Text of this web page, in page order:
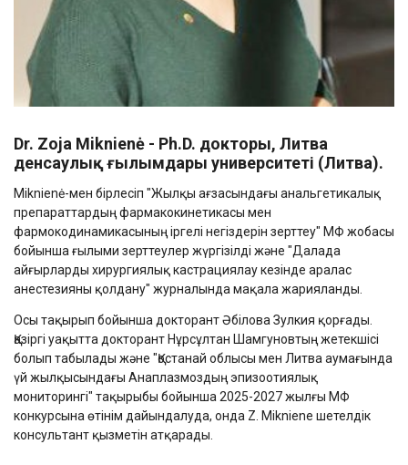
Dr. Zoja Miknienė - Ph.D. докторы, Литва
денсаулық ғылымдары университеті (Литва).
Miknienė-мен бірлесіп "Жылқы ағзасындағы анальгетикалық
препараттардың фармакокинетикасы мен
фармокодинамикасының іргелі негіздерін зерттеу" МФ жобасы
бойынша ғылыми зерттеулер жүргізілді және "Далада
айғырларды хирургиялық кастрациялау кезінде аралас
анестезияны қолдану" журналында мақала жарияланды.
Осы тақырып бойынша докторант Әбілова Зулкия қорғады.
Қазіргі уақытта докторант Нұрсұлтан Шамгуновтың жетекшісі
болып табылады және "Қостанай облысы мен Литва аумағында
үй жылқысындағы Анаплазмоздың эпизоотиялық
мониторингі" тақырыбы бойынша 2025-2027 жылғы МФ
конкурсына өтінім дайындалуда, онда Z. Mikniene шетелдік
консультант қызметін атқарады.